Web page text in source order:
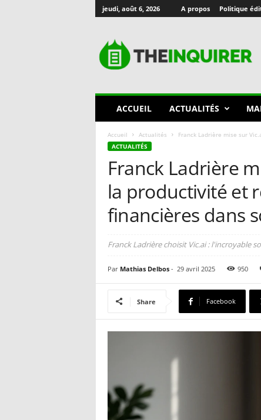
jeudi, août 6, 2026 A propos Politique
🇫🇷
ACCUEIL ACTUALITÉS
Accueil Actualités
Franck Ladrière mise sur
ACTUALITÉS
Franck Ladrière
la productivité et
financières dans
Franck Ladrière choisit Vic.ai : l'incroyable
Par Mathias Delbos- 29 avril 2025 950
Share Facebook